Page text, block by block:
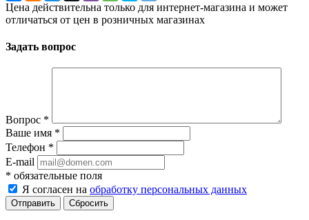
Цена действительна только для интернет-магазина и может
отличаться от цен в розничных магазинах
Задать вопрос
Вопрос *
Ваше имя *
Телефон *
E-mail
* обязательные поля
Я согласен на обработку персональных данных
Отправить Сбросить